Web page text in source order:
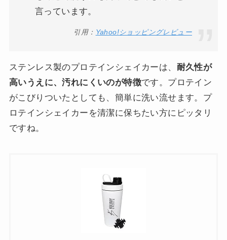
言っています。
引用： Yahoo!ショッピングレビュー
ステンレス製のプロテインシェイカーは、 耐久性が
高いうえに、汚れにくいのが特徴です。プロテイン
がこびりついたとしても、簡単に洗い流せます。プ
ロテインシェイカーを清潔に保ちたい方にピッタリ
ですね。